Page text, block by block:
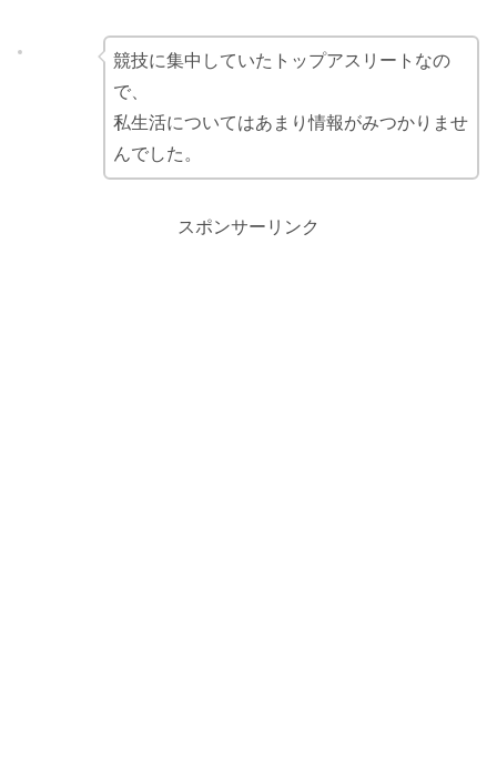
競技に集中していたトップアスリートなの
で、
私生活についてはあまり情報がみつかりませ
んでした。
スポンサーリンク